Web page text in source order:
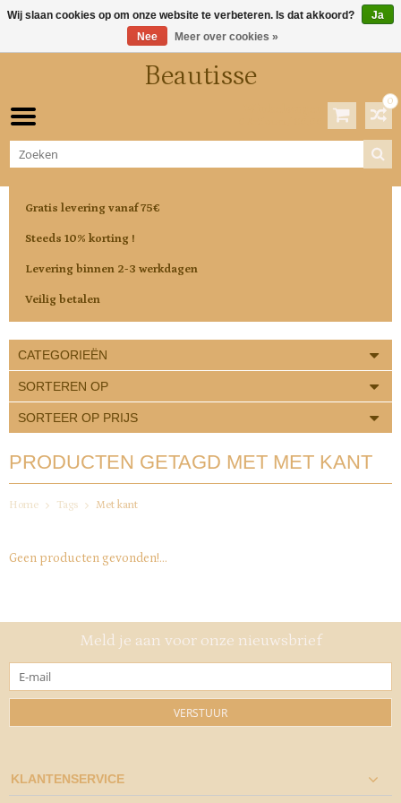
Beautisse
0
Gratis levering vanaf 75€
Steeds 10% korting !
Levering binnen 2-3 werkdagen
Veilig betalen
CATEGORIEËN
SORTEREN OP
SORTEER OP PRIJS
PRODUCTEN GETAGD MET MET KANT
Home Tags Met kant
Geen producten gevonden!...
Meld je aan voor onze nieuwsbrief
VERSTUUR
KLANTENSERVICE
Wij slaan cookies op om onze website te verbeteren. Is dat akkoord?
Ja
Nee
Meer over cookies »